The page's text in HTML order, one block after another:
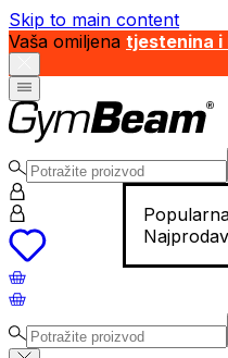
Skip to main content
Vaša omiljena tjestenina i